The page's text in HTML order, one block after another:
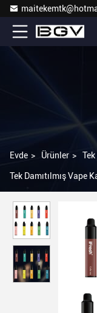
Evde > Ürünler >
Tek Damıtılmış Vape